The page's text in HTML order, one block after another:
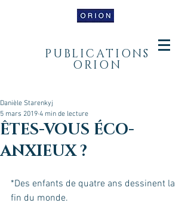
PUBLICATIONS
ORION
ÊTES-VOUS ÉCO-
ANXIEUX ?
Danièle Starenkyj
5 mars 2019 4 min de lecture
*Des enfants de quatre ans dessinent la
fin du monde.